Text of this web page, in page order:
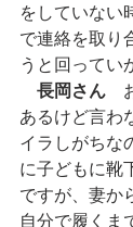
をしていない
で連絡を取り
うと回ってい
長岡さん
あるけど言わ
イラしがちな
に子どもに靴
ですが、妻か
自分で履くま